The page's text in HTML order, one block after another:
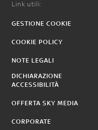
Link utili:
GESTIONE COOKIE
COOKIE POLICY
NOTE LEGALI
DICHIARAZIONE
ACCESSIBILITÀ
OFFERTA SKY MEDIA
CORPORATE